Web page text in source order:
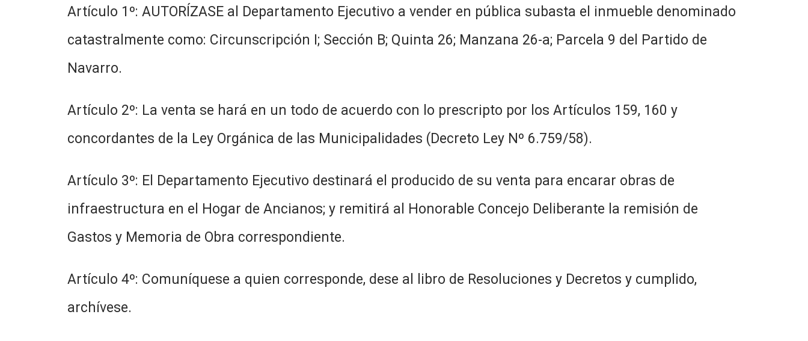
Artículo 1º: AUTORÍZASE al Departamento Ejecutivo a vender en pública subasta el inmueble denominado
catastralmente como: Circunscripción I; Sección B; Quinta 26; Manzana 26-a; Parcela 9 del Partido de
Navarro.
Artículo 2º: La venta se hará en un todo de acuerdo con lo prescripto por los Artículos 159, 160 y
concordantes de la Ley Orgánica de las Municipalidades (Decreto Ley Nº 6.759/58).
Artículo 3º: El Departamento Ejecutivo destinará el producido de su venta para encarar obras de
infraestructura en el Hogar de Ancianos; y remitirá al Honorable Concejo Deliberante la remisión de
Gastos y Memoria de Obra correspondiente.
Artículo 4º: Comuníquese a quien corresponde, dese al libro de Resoluciones y Decretos y cumplido,
archívese.